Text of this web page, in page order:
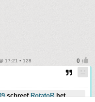
17:21 • 128
schreefRotatoRhet